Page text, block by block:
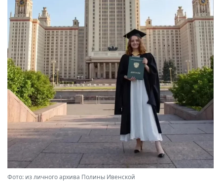
Фото: из личного архива Полины Ивенской